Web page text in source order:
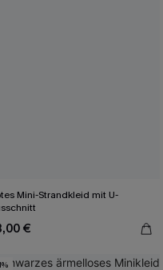
Mini-Strandkleid mit U-
€